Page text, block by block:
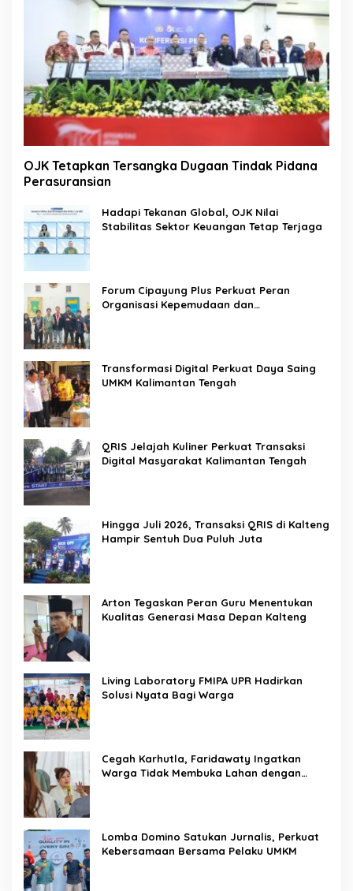
OJK Tetapkan Tersangka Dugaan Tindak Pidana
Perasuransian
Hadapi Tekanan Global, OJK Nilai
Stabilitas Sektor Keuangan Tetap Terjaga
Forum Cipayung Plus Perkuat Peran
Organisasi Kepemudaan dan
Transformasi Digital Perkuat Daya Saing
UMKM Kalimantan Tengah
QRIS Jelajah Kuliner Perkuat Transaksi
Digital Masyarakat Kalimantan Tengah
Hingga Juli 2026, Transaksi QRIS di Kalteng
Hampir Sentuh Dua Puluh Juta
Arton Tegaskan Peran Guru Menentukan
Kualitas Generasi Masa Depan Kalteng
Living Laboratory FMIPA UPR Hadirkan
Solusi Nyata Bagi Warga
Cegah Karhutla, Faridawaty Ingatkan
Warga Tidak Membuka Lahan dengan
Lomba Domino Satukan Jurnalis, Perkuat
Kebersamaan Bersama Pelaku UMKM